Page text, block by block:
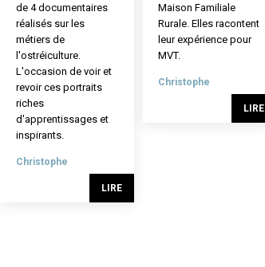
de 4 documentaires
réalisés sur les
métiers de
l'ostréiculture.
L'occasion de voir et
revoir ces portraits
riches
d'apprentissages et
inspirants.
Christophe
LIRE
Maison Familiale
Rurale. Elles racontent
leur expérience pour
MVT.
Christophe
LIRE